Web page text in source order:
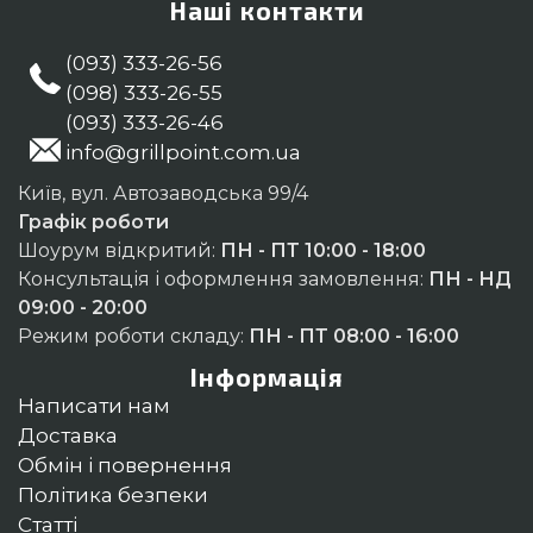
Наші контакти
(093) 333-26-56
(098) 333-26-55
(093) 333-26-46
info@grillpoint.com.ua
Київ, вул. Автозаводська 99/4
Графік роботи
Шоурум відкритий: ПН - ПТ 10:00 - 18:00
Консультація і оформлення замовлення: ПН - НД
09:00 - 20:00
Режим роботи складу: ПН - ПТ 08:00 - 16:00
Інформація
Написати нам
Доставка
Обмін і повернення
Політика безпеки
Статті